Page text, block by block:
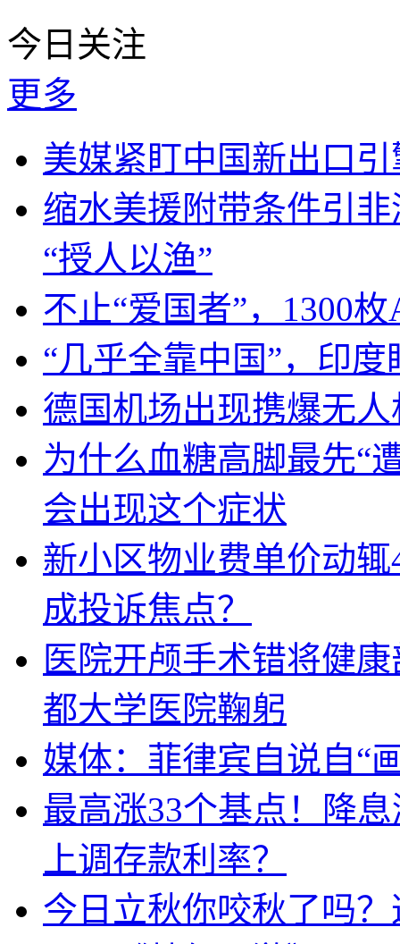
今日关注
更多
美媒紧盯中国新出口
缩水美援附带条件引
“授人以渔”
不止“爱国者”，1300
“几乎全靠中国”，印
德国机场出现携爆无
为什么血糖高脚最先“
会出现这个症状
新小区物业费单价动
成投诉焦点？
医院开颅手术错将健
都大学医院鞠躬
媒体：菲律宾自说自“
最高涨33个基点！降
上调存款利率？
今日立秋你咬秋了吗